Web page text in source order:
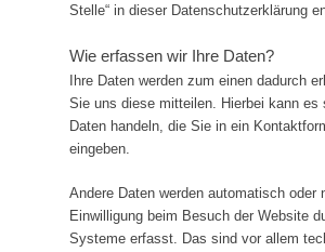
Stelle“ in dieser Datenschutzerklärung
Wie erfassen wir Ihre Daten?
Ihre Daten werden zum einen dadurch
Sie uns diese mitteilen. Hierbei kann es
Daten handeln, die Sie in ein
eingeben.
Andere Daten werden automatisch oder
Einwilligung beim Besuch der Website
Systeme erfasst. Das sind vor allem